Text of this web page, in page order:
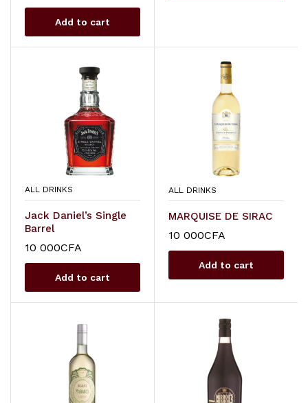
Add to cart
ALL DRINKS
Jack Daniel’s Single
Barrel
10 000CFA
Add to cart
ALL DRINKS
MARQUISE DE SIRAC
10 000CFA
Add to cart